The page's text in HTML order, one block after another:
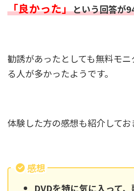
「良かった」という回答が
勧誘があったとしても無料モ
る人が多かったようです。
体験した方の感想も紹介してお
感想
DVDを特に気に入って